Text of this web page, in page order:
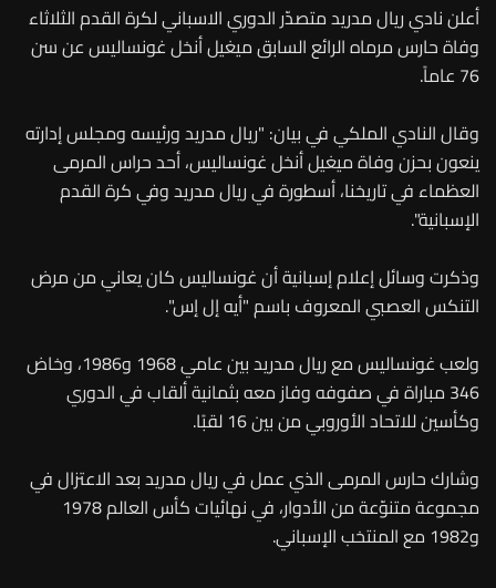
أعلن نادي ريال مدريد متصدّر الدوري الاسباني لكرة القدم الثلاثاء
وفاة حارس مرماه الرائع السابق ميغيل أنخل غونساليس عن سن
76 عاماً.
وقال النادي الملكي في بيان: "ريال مدريد ورئيسه ومجلس إدارته
ينعون بحزن وفاة ميغيل أنخل غونساليس، أحد حراس المرمى
العظماء في تاريخنا، أسطورة في ريال مدريد وفي كرة القدم
الإسبانية".
وذكرت وسائل إعلام إسبانية أن غونساليس كان يعاني من مرض
التنكس العصبي المعروف باسم "أيه إل إس".
ولعب غونساليس مع ريال مدريد بين عامي 1968 و1986، وخاض
346 مباراة في صفوفه وفاز معه بثمانية ألقاب في الدوري
وكأسين للاتحاد الأوروبي من بين 16 لقبًا.
وشارك حارس المرمى الذي عمل في ريال مدريد بعد الاعتزال في
مجموعة متنوّعة من الأدوار، في نهائيات كأس العالم 1978
و1982 مع المنتخب الإسباني.